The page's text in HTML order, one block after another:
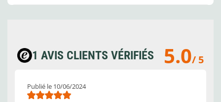
1 AVIS CLIENTS VÉRIFIÉS 5.0/ 5
Publié le 10/06/2024